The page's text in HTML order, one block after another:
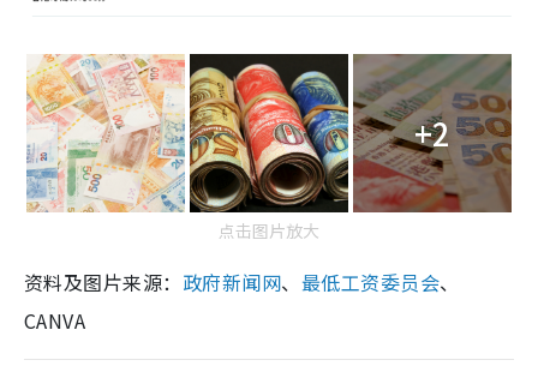
+2
点击图片放大
资料及图片来源： 政府新闻网、 最低工资委员会、
CANVA